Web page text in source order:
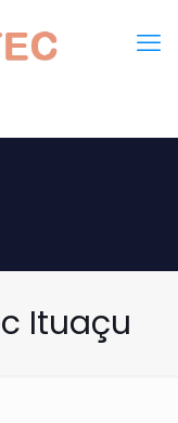
Ituaçu